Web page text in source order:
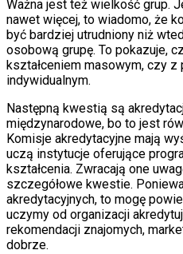
Ważna jest też wielkość grup.
nawet więcej, to wiadomo, że
być bardziej utrudniony niż
osobową grupę. To pokazuje,
kształceniem masowym, czy
indywidualnym.
Następną kwestią są
międzynarodowe, bo to jest
Komisje akredytacyjne mają
uczą instytucje oferujące
kształcenia. Zwracają one
szczegółowe kwestie.
akredytacyjnych, to mogę
uczymy od organizacji
rekomendacji znajomych,
dobrze.